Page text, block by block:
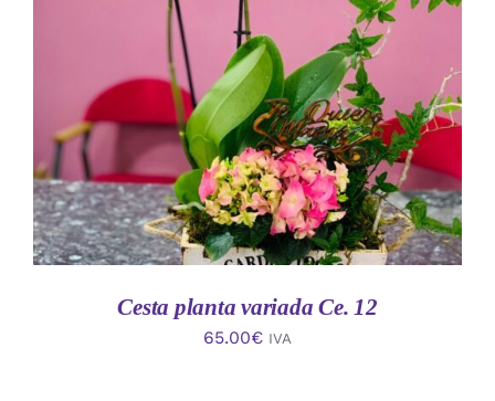
AÑADIR AL CARRITO
/
Cesta planta variada Ce. 12
65.00€ IVA